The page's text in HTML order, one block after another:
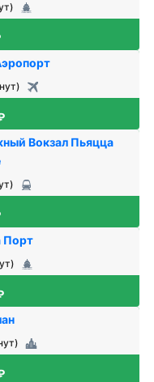
Вокзал Пьяцца
Порт